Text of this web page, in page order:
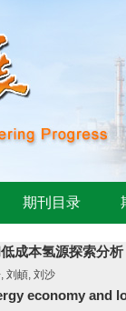
期刊目录
成本氢源探索分析
刘頔, 刘沙
economy and